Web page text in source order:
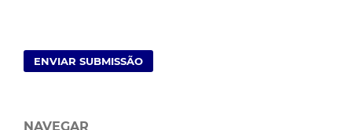
ENVIAR SUBMISSÃO
NAVEGAR